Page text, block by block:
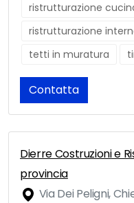
ristrutturazione
ristrutturazione
tetti in muratura
Contatta
Dierre Costruzioni e
provincia
Via Dei Peligni,